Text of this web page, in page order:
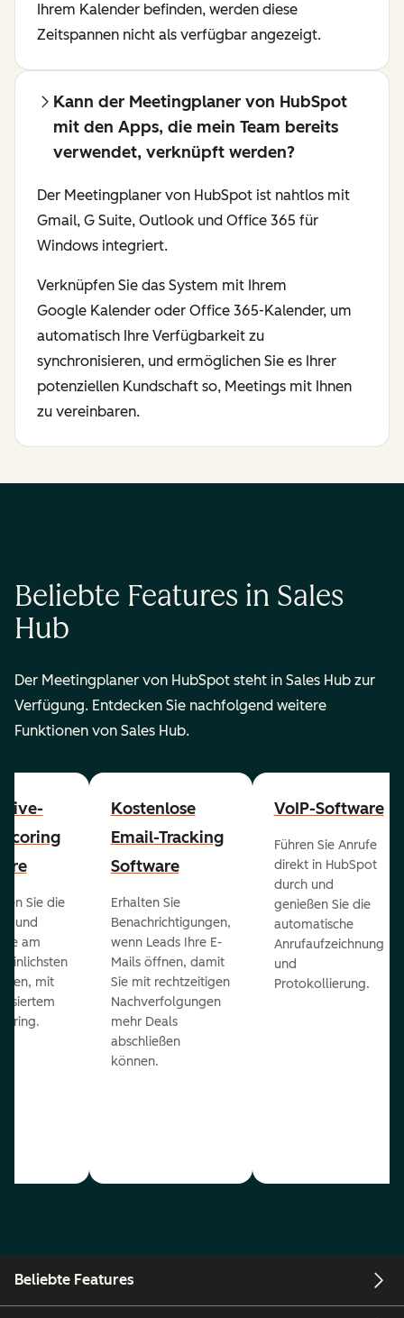
Ihrem Kalender befinden, werden diese
Zeitspannen nicht als verfügbar angezeigt.
Kann der Meetingplaner von HubSpot
mit den Apps, die mein Team bereits
verwendet, verknüpft werden?
Der Meetingplaner von HubSpot ist nahtlos mit
Gmail, G Suite, Outlook und Office 365 für
Windows integriert.
Verknüpfen Sie das System mit Ihrem
Google Kalender oder Office 365-Kalender, um
automatisch Ihre Verfügbarkeit zu
synchronisieren, und ermöglichen Sie es Ihrer
potenziellen Kundschaft so, Meetings mit Ihnen
zu vereinbaren.
Beliebte Features in Sales
Hub
Der Meetingplaner von HubSpot steht in Sales Hub zur
Verfügung. Entdecken Sie nachfolgend weitere
Funktionen von Sales Hub.
Sie die
und
am
mit
Kostenlose
Email-Tracking
Software
Erhalten Sie
Benachrichtigungen,
wenn Leads Ihre E-
Mails öffnen, damit
Sie mit rechtzeitigen
Nachverfolgungen
mehr Deals
abschließen
können.
VoIP-Software
Führen Sie Anrufe
direkt in HubSpot
durch und
genießen Sie die
automatische
Anrufaufzeichnung
und
Protokollierung.
Beliebte Features